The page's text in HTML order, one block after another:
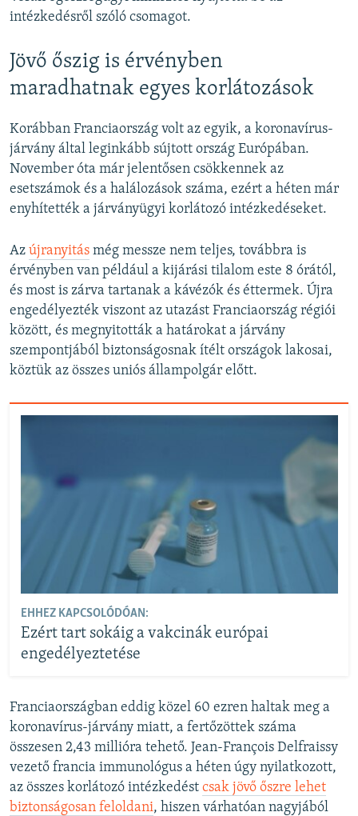
intézkedésről szóló csomagot.
Jövő őszig is érvényben
maradhatnak egyes korlátozások
Korábban Franciaország volt az egyik, a koronavírus-
járvány által leginkább sújtott ország Európában.
November óta már jelentősen csökkennek az
esetszámok és a halálozások száma, ezért a héten már
enyhítették a járványügyi korlátozó intézkedéseket.
Az újranyitás még messze nem teljes, továbbra is
érvényben van például a kijárási tilalom este 8 órától,
és most is zárva tartanak a kávézók és éttermek. Újra
engedélyezték viszont az utazást Franciaország régiói
között, és megnyitották a határokat a járvány
szempontjából biztonságosnak ítélt országok lakosai,
köztük az összes uniós állampolgár előtt.
EHHEZ KAPCSOLÓDÓAN:
Ezért tart sokáig a vakcinák európai
engedélyeztetése
Franciaországban eddig közel 60 ezren haltak meg a
koronavírus-járvány miatt, a fertőzöttek száma
összesen 2,43 millióra tehető. Jean-François Delfraissy
vezető francia immunológus a héten úgy nyilatkozott,
az összes korlátozó intézkedést csak jövő őszre lehet
biztonságosan feloldani, hiszen várhatóan nagyjából